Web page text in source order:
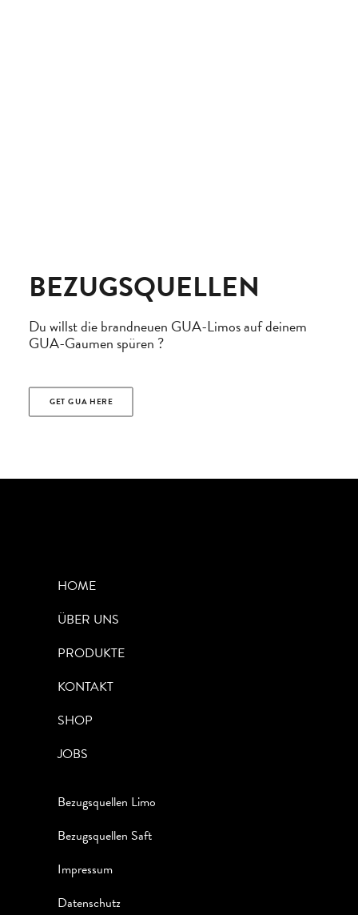
BEZUGSQUELLEN
Du willst die brandneuen GUA-Limos auf deinem
GUA-Gaumen spüren ?
GET GUA HERE
HOME
ÜBER UNS
PRODUKTE
KONTAKT
SHOP
JOBS
Bezugsquellen Limo
Bezugsquellen Saft
Impressum
Datenschutz